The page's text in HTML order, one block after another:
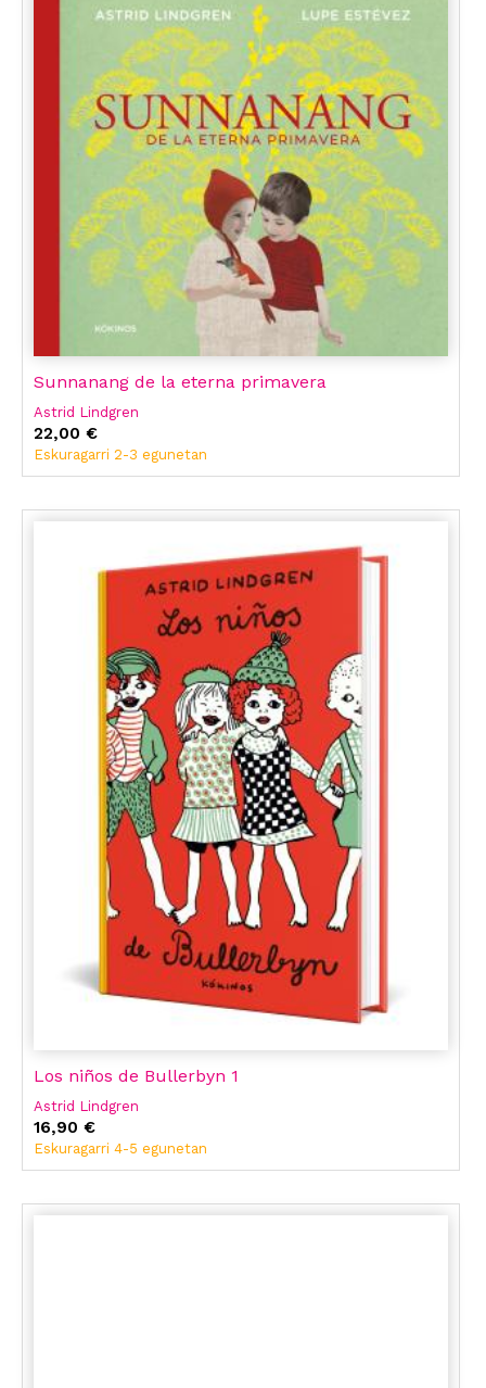
Sunnanang de la eterna primavera
Astrid Lindgren
22,00 €
Eskuragarri 2-3 egunetan
Los niños de Bullerbyn 1
Astrid Lindgren
16,90 €
Eskuragarri 4-5 egunetan